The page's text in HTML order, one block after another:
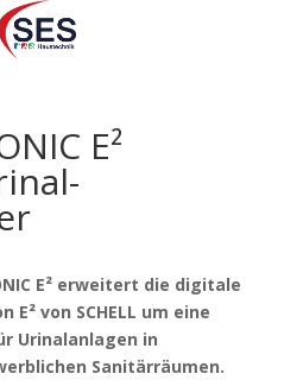
E²
E² erweitert die digitale
von SCHELL um eine
Urinalanlagen in
Sanitärräumen.